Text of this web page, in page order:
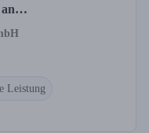
Leistung